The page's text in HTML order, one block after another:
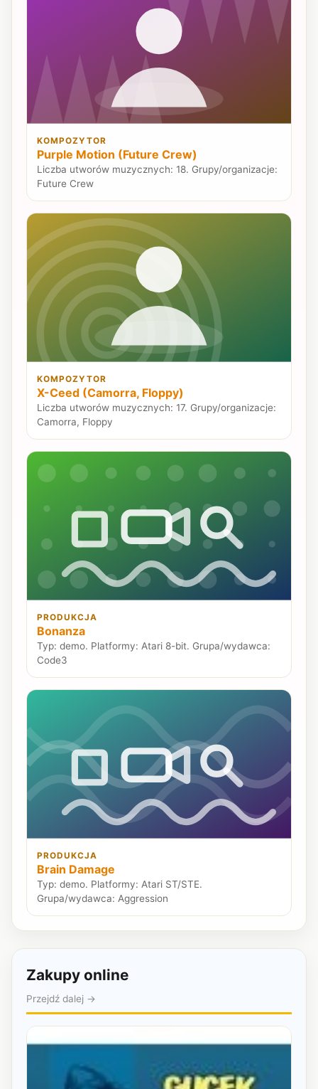
KOMPOZYTOR
Purple Motion (Future Crew)
Liczba utworów muzycznych: 18. Grupy/organizacje:
Future Crew
KOMPOZYTOR
X-Ceed (Camorra, Floppy)
Liczba utworów muzycznych: 17. Grupy/organizacje:
Camorra, Floppy
PRODUKCJA
Bonanza
Typ: demo. Platformy: Atari 8-bit. Grupa/wydawca:
Code3
PRODUKCJA
Brain Damage
Typ: demo. Platformy: Atari ST/STE.
Grupa/wydawca: Aggression
Zakupy online
Przejdź dalej →